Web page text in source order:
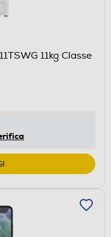
11kg Classe